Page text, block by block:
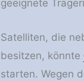
geeignete
Satelliten, die
besitzen, könnte
starten. Wegen